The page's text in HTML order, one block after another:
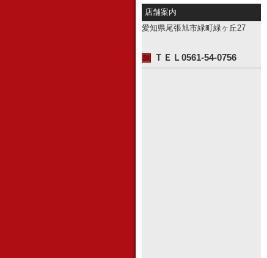
店舗案内
愛知県尾張旭市緑町緑ヶ丘27
ＴＥＬ0561-54-0756